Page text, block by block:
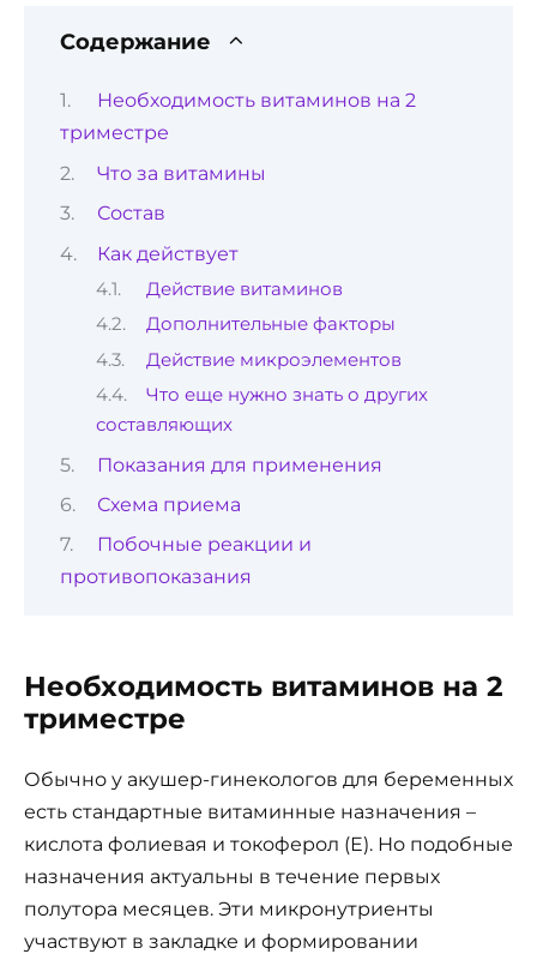
Содержание
Необходимость витаминов на 2
триместре
Что за витамины
Состав
Как действует
Действие витаминов
Дополнительные факторы
Действие микроэлементов
Что еще нужно знать о других
составляющих
Показания для применения
Схема приема
Побочные реакции и
противопоказания
Необходимость витаминов на 2
триместре
Обычно у акушер-гинекологов для беременных
есть стандартные витаминные назначения –
кислота фолиевая и токоферол (Е). Но подобные
назначения актуальны в течение первых
полутора месяцев. Эти микронутриенты
участвуют в закладке и формировании